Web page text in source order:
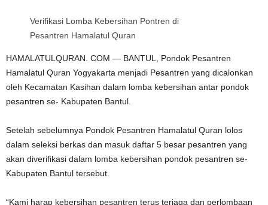
Verifikasi Lomba Kebersihan Pontren di
Pesantren Hamalatul Quran
HAMALATULQURAN. COM — BANTUL, Pondok Pesantren
Hamalatul Quran Yogyakarta menjadi Pesantren yang dicalonkan
oleh Kecamatan Kasihan dalam lomba kebersihan antar pondok
pesantren se- Kabupaten Bantul.
Setelah sebelumnya Pondok Pesantren Hamalatul Quran lolos
dalam seleksi berkas dan masuk daftar 5 besar pesantren yang
akan diverifikasi dalam lomba kebersihan pondok pesantren se-
Kabupaten Bantul tersebut.
“Kami harap kebersihan pesantren terus terjaga dan perlombaan